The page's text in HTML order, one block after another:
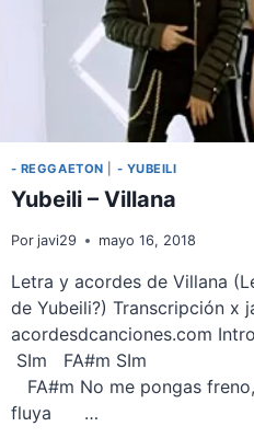
- REGGAETON - YUBEILI
Yubeili – Villana
Por javi29 mayo 16, 2018
Letra y acordes de Villana
de Yubeili?) Transcripción x
acordesdcanciones.com
SIm
FA#m No me pongas
fluya …